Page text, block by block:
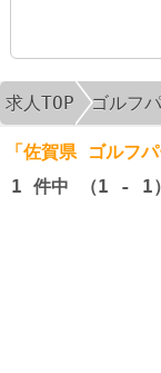
求人TOP ゴルフ
「佐賀県 ゴルフ
1 件中 （1 - 1）